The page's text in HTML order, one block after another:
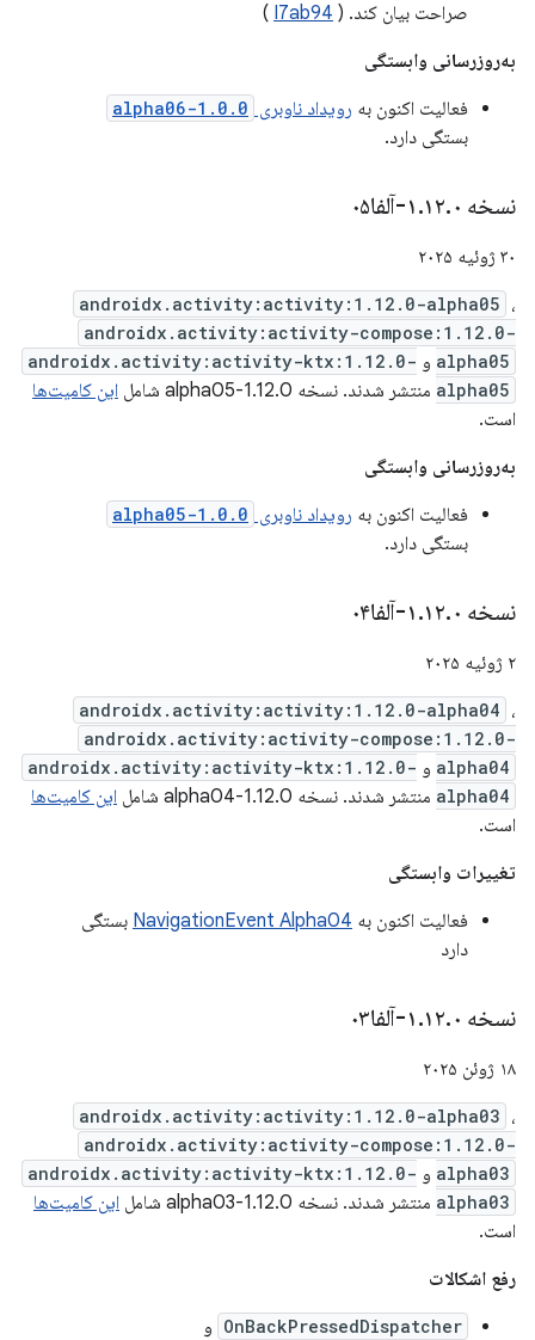
صراحت بیان کند. ( I7ab94
)
به‌روزرسانی وابستگی
فعالیت اکنون به رویداد ناوبری 1.0.0-alpha06
بستگی دارد.
نسخه ۱ .۱۲.۰-آلفا۰۵
۳۰ ژوئیه ۲۰۲۵
androidx.activity:activity:1.12.0-alpha05 ،
androidx.activity:activity-compose:1.12.0-
alpha05 و androidx.activity:activity-ktx:1.12.0-
alpha05 منتشر شدند. نسخه 1.12.0-alpha05 شامل
این کامیت‌ها
است.
به‌روزرسانی وابستگی
فعالیت اکنون به رویداد ناوبری 1.0.0-alpha05
بستگی دارد.
نسخه ۱ .۱۲.۰-آلفا۰۴
۲ ژوئیه ۲۰۲۵
androidx.activity:activity:1.12.0-alpha04 ،
androidx.activity:activity-compose:1.12.0-
alpha04 و androidx.activity:activity-ktx:1.12.0-
alpha04 منتشر شدند. نسخه 1.12.0-alpha04 شامل
این کامیت‌ها
است.
تغییرات وابستگی
فعالیت اکنون به NavigationEvent Alpha04 بستگی
دارد
نسخه ۱ .۱۲.۰-آلفا۰۳
۱۸ ژوئن ۲۰۲۵
androidx.activity:activity:1.12.0-alpha03 ،
androidx.activity:activity-compose:1.12.0-
alpha03 و androidx.activity:activity-ktx:1.12.0-
alpha03 منتشر شدند. نسخه 1.12.0-alpha03 شامل
این کامیت‌ها
است.
رفع اشکالات
OnBackPressedDispatcher و